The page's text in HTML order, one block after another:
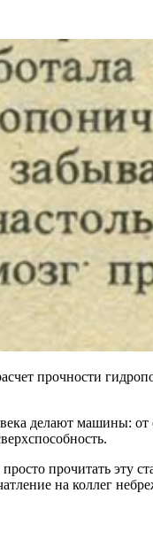
прочности
делают машины: от
прочитать
на коллег